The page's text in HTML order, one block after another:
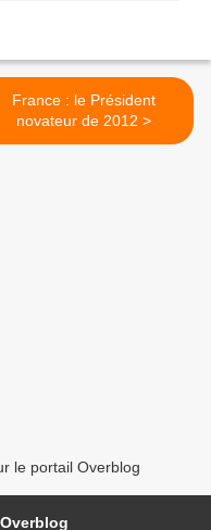
France : le Président
novateur de 2012 >
le portail Overblog